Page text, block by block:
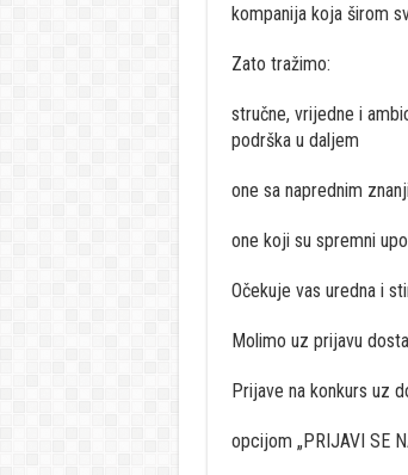
kompanija koja širom
Zato tražimo:
stručne, vrijedne i
podrška u daljem
one sa naprednim
one koji su spremni
Očekuje vas uredna i
Molimo uz prijavu
Prijave na konkurs uz
opcijom „PRIJAVI SE